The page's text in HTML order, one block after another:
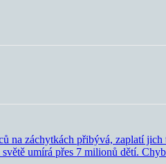
na záchytkách přibývá, zaplatí jich
světě umírá přes 7 milionů dětí.